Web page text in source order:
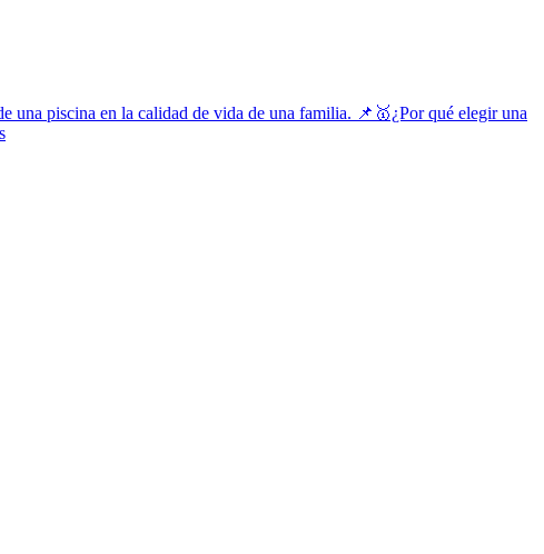
una piscina en la calidad de vida de una familia. 📌🥇¿Por qué elegir una